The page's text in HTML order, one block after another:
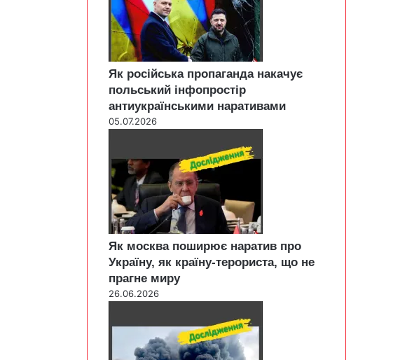
Як російська пропаганда накачує
польський інфопростір
антиукраїнськими наративами
05.07.2026
Як москва поширює наратив про
Україну, як країну-терориста, що не
прагне миру
26.06.2026